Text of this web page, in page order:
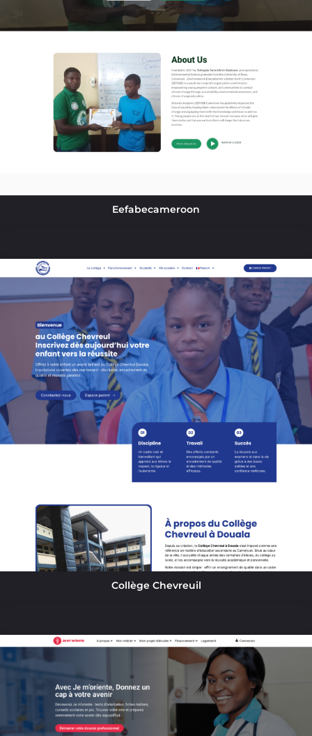
Eefabecameroon
Collège Chevreuil